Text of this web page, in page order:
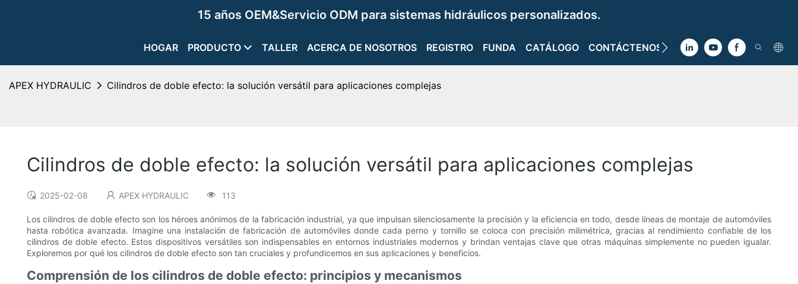
15 años OEM&Servicio ODM para sistemas hidráulicos personalizados.
HOGAR PRODUCTO TALLER ACERCA DE NOSOTROS REGISTRO FUNDA CATÁLOGO CONTÁCTENOS
APEX HYDRAULIC Cilindros de doble efecto: la solución versátil para aplicaciones complejas
Cilindros de doble efecto: la solución versátil para aplicaciones complejas
2025-02-08 APEX HYDRAULIC 113
Los cilindros de doble efecto son los héroes anónimos de la fabricación industrial, ya que impulsan silenciosamente la precisión y la eficiencia en todo, desde líneas de montaje de automóviles
hasta robótica avanzada. Imagine una instalación de fabricación de automóviles donde cada perno y tornillo se coloca con precisión milimétrica, gracias al rendimiento confiable de los
cilindros de doble efecto. Estos dispositivos versátiles son indispensables en entornos industriales modernos y brindan ventajas clave que otras máquinas simplemente no pueden igualar.
Exploremos por qué los cilindros de doble efecto son tan cruciales y profundicemos en sus aplicaciones y beneficios.
Comprensión de los cilindros de doble efecto: principios y mecanismos